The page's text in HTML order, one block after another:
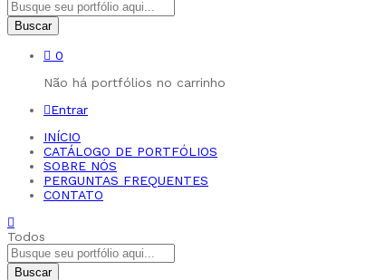
Buscar
0
Não há portfólios no carrinho
Entrar
INÍCIO
CATÁLOGO DE PORTFÓLIOS
SOBRE NÓS
PERGUNTAS FREQUENTES
CONTATO
Todos
Buscar